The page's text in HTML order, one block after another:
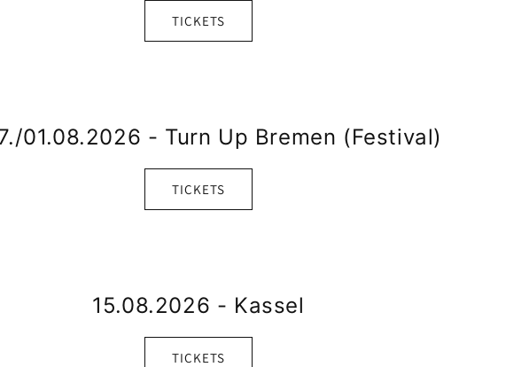
TICKETS
01.08.2026 - Turn Up Bremen (Festival)
TICKETS
15.08.2026 - Kassel
TICKETS